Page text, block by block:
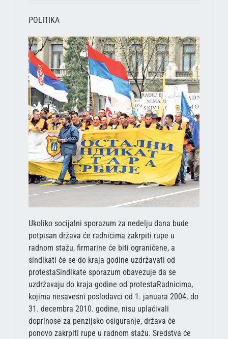
POLITIKA
Ukoliko socijalni sporazum za nedelju dana bude
potpisan država će radnicima zakrpiti rupe u
radnom stažu, firmarine će biti ograničene, a
sindikati će se do kraja godine uzdržavati od
protestaSindikate sporazum obavezuje da se
uzdržavaju do kraja godine od protestaRadnicima,
kojima nesavesni poslodavci od 1. januara 2004. do
31. decembra 2010. godine, nisu uplaćivali
doprinose za penzijsko osiguranje, država će
ponovo zakrpiti rupe u radnom stažu. Sredstva će